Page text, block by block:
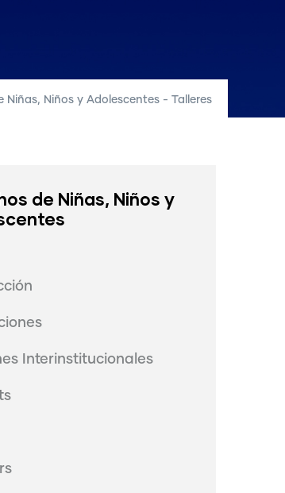
Niñas, Niños y Adolescentes - Talleres
de Niñas, Niños y
Interinstitucionales